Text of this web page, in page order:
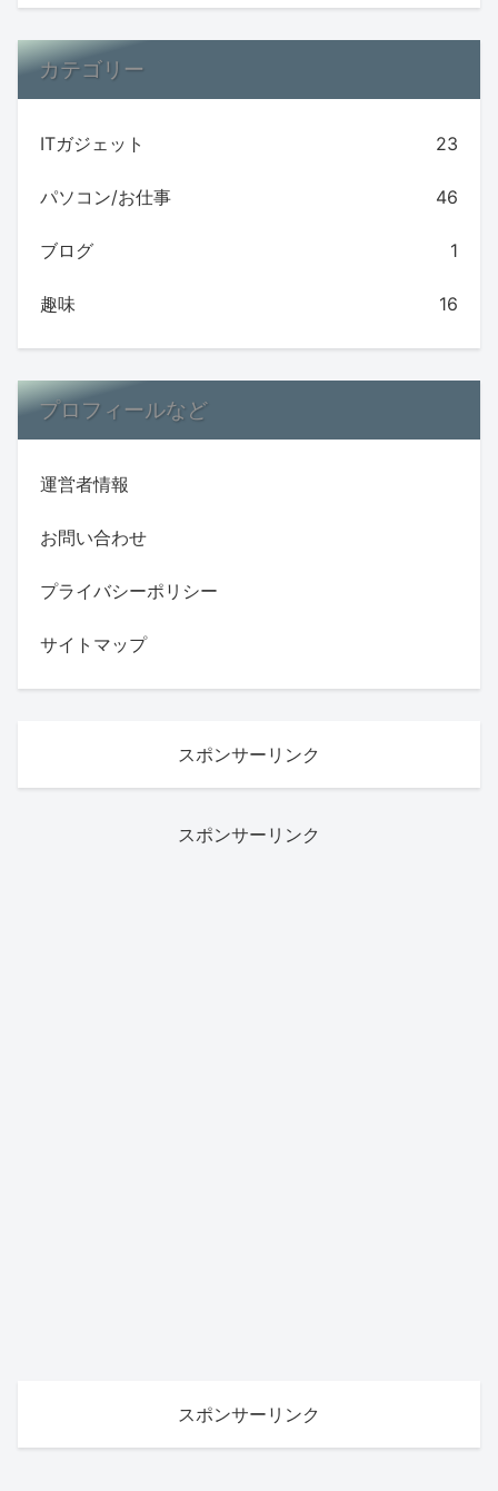
カテゴリー
ITガジェット 23
パソコン/お仕事 46
ブログ 1
趣味 16
プロフィールなど
運営者情報
お問い合わせ
プライバシーポリシー
サイトマップ
スポンサーリンク
スポンサーリンク
スポンサーリンク